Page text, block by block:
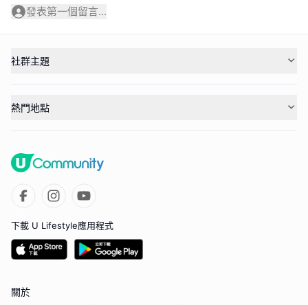
發表第一個留言...
社群主題
熱門地點
下載 U Lifestyle應用程式
關於